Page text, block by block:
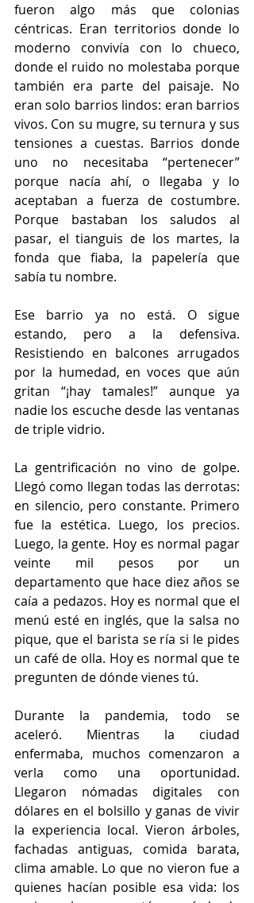
fueron algo más que colonias
céntricas. Eran territorios donde lo
moderno convivía con lo chueco,
donde el ruido no molestaba porque
también era parte del paisaje. No
eran solo barrios lindos: eran barrios
vivos. Con su mugre, su ternura y sus
tensiones a cuestas. Barrios donde
uno no necesitaba “pertenecer”
porque nacía ahí, o llegaba y lo
aceptaban a fuerza de costumbre.
Porque bastaban los saludos al
pasar, el tianguis de los martes, la
fonda que fiaba, la papelería que
sabía tu nombre.
Ese barrio ya no está. O sigue
estando, pero a la defensiva.
Resistiendo en balcones arrugados
por la humedad, en voces que aún
gritan “¡hay tamales!” aunque ya
nadie los escuche desde las ventanas
de triple vidrio.
La gentrificación no vino de golpe.
Llegó como llegan todas las derrotas:
en silencio, pero constante. Primero
fue la estética. Luego, los precios.
Luego, la gente. Hoy es normal pagar
veinte mil pesos por un
departamento que hace diez años se
caía a pedazos. Hoy es normal que el
menú esté en inglés, que la salsa no
pique, que el barista se ría si le pides
un café de olla. Hoy es normal que te
pregunten de dónde vienes tú.
Durante la pandemia, todo se
aceleró. Mientras la ciudad
enfermaba, muchos comenzaron a
verla como una oportunidad.
Llegaron nómadas digitales con
dólares en el bolsillo y ganas de vivir
la experiencia local. Vieron árboles,
fachadas antiguas, comida barata,
clima amable. Lo que no vieron fue a
quienes hacían posible esa vida: los